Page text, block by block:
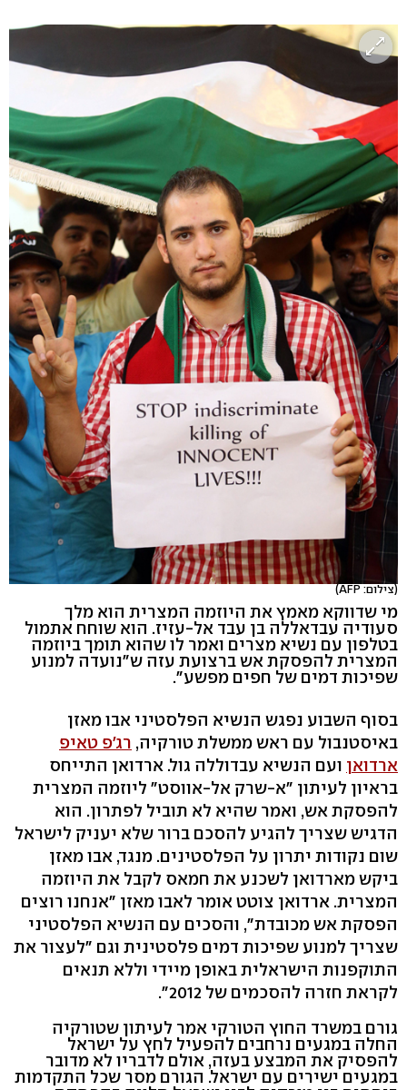
(צילום: AFP)
מי שדווקא מאמץ את היוזמה המצרית הוא מלך
סעודיה עבדאללה בן עבד אל-עזיז. הוא שוחח אתמול
בטלפון עם נשיא מצרים ואמר לו שהוא תומך ביוזמה
המצרית להפסקת אש ברצועת עזה ש"נועדה למנוע
שפיכות דמים של חפים מפשע".
בסוף השבוע נפגש הנשיא הפלסטיני אבו מאזן
באיסטנבול עם ראש ממשלת טורקיה, רג'פ טאיפ
ארדואן ועם הנשיא עבדוללה גול. ארדואן התייחס
בראיון לעיתון "א-שרק אל-אווסט" ליוזמה המצרית
להפסקת אש, ואמר שהיא לא תוביל לפתרון. הוא
הדגיש שצריך להגיע להסכם ברור שלא יעניק לישראל
שום נקודות יתרון על הפלסטינים. מנגד, אבו מאזן
ביקש מארדואן לשכנע את חמאס לקבל את היוזמה
המצרית. ארדואן צוטט אומר לאבו מאזן "אנחנו רוצים
הפסקת אש מכובדת", והסכים עם הנשיא הפלסטיני
שצריך למנוע שפיכות דמים פלסטינית וגם "לעצור את
התוקפנות הישראלית באופן מיידי וללא תנאים
לקראת חזרה להסכמים של 2012".
גורם במשרד החוץ הטורקי אמר לעיתון שטורקיה
החלה במגעים נרחבים להפעיל לחץ על ישראל
להפסיק את המבצע בעזה, אולם לדבריו לא מדובר
במגעים ישירים עם ישראל. הגורם מסר שכל התקדמות